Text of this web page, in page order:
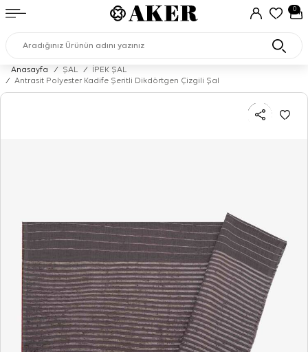
0
Anasayfa / ŞAL /
İPEK ŞAL
/
Antrasit Polyester Kadife Şeritli Dikdörtgen Çizgili Şal